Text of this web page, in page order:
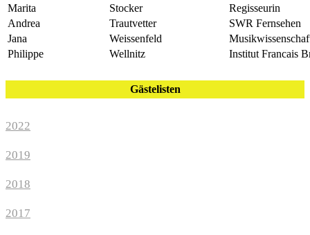
Marita
Stocker
Regisseurin
Andrea
Trautvetter
SWR Fernsehen
Jana
Weissenfeld
Philippe
Wellnitz Institut Francais
Gästelisten
2022
2019
2018
2017